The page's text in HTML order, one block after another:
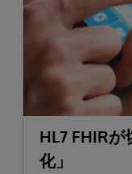
HL7 FHIR
化」